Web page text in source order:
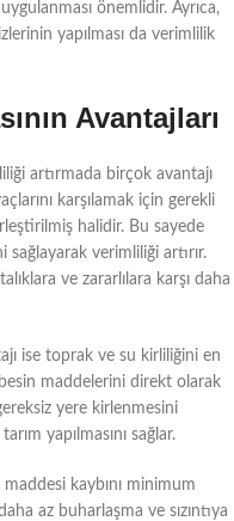
önemlidir. Ayrıca,
yapılması da verimlilik
Avantajları
artırmada birçok avantajı
karşılamak için gerekli
halidir. Bu sayede
sağlayarak verimliliği artırır.
ve zararlılara karşı daha
ise toprak ve su kirliliğini en
maddelerini direkt olarak
yere kirlenmesini
yapılmasını sağlar.
kaybını minimum
az buharlaşma ve sızıntıya